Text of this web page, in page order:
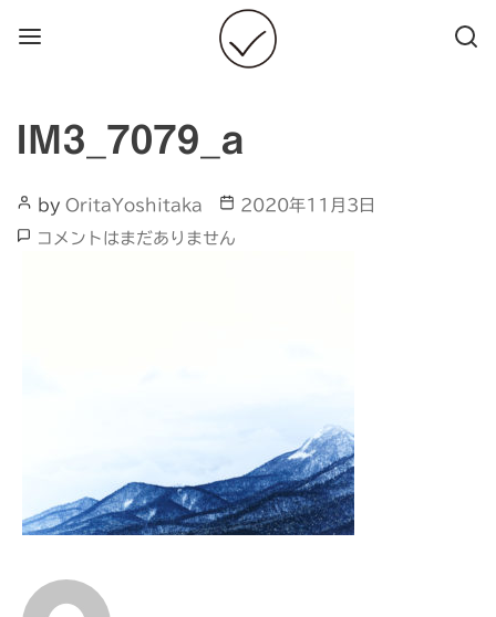
Menu Search
IM3_7079_a
PostbyOritaYoshitaka
Post2020年11月3日
IM3_7079_a
コメントはまだありません